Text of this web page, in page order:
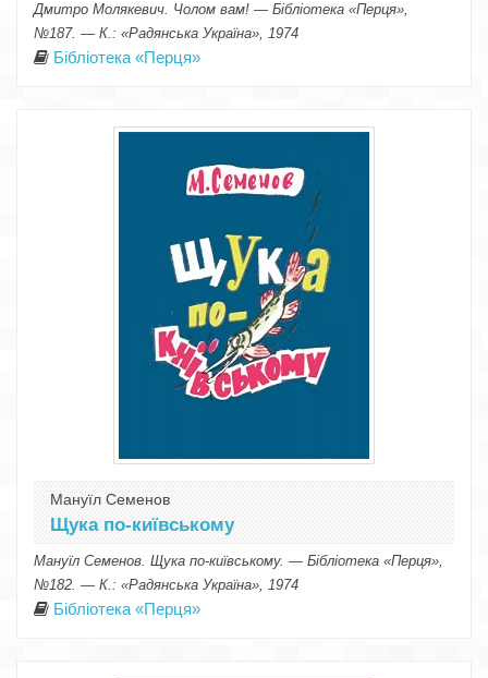
Дмитро Молякевич. Чолом вам! — Бібліотека «Перця»,
№187. — К.: «Радянська Україна», 1974
Бібліотека «Перця»
Мануїл Семенов
Щука по-київському
Мануїл Семенов. Щука по-київському. — Бібліотека «Перця»,
№182. — К.: «Радянська Україна», 1974
Бібліотека «Перця»